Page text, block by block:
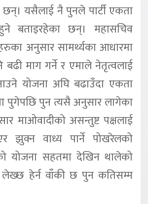
यसैलाई नै पुनले पार्टी एकता
बताइरहेका छन्। महासचिव
अनुसार सामर्थ्यका आधारमा
बढी माग गर्ने र एमाले नेतृत्वलाई
योजना अघि बढाउँदा एकता
पुगेपछि पुन त्यसै अनुसार लागेका
माओवादीको असन्तुष्ट पक्षलाई
झुक्न वाध्य पार्ने पोखरेलको
योजना सहतमा देखिन थालेको
लेख्छ हेर्न वाँकी छ पुन कतिसम्म